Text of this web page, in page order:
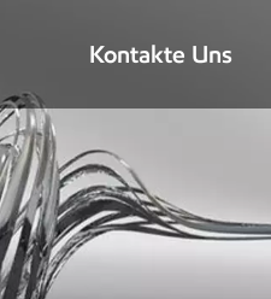
Kontakte Uns